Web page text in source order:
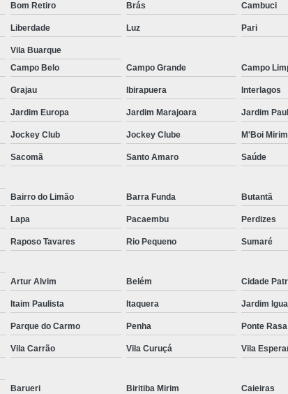
Micropigmentação na
Nano Micropigmentação
Nano Pigmentação Cabelo
Nano
Nano
Nano
Pigmentação Capilar 3d
Pigmentação
Pigmentação de
Preenchimento
Preenchimento Capilar
Bom Retiro Brás Cambuci
Liberdade Luz Pari
Vila Buarque
Campo Belo Campo Grande Campo
Grajau Ibirapuera Interlagos
Jardim Europa Jardim Marajoara Jardim
Jockey Club Jockey Clube M'Boi Mirim
Sacomã Santo Amaro Saúde
Bairro do Limão Barra Funda Butantã
Lapa Pacaembu Perdizes
Raposo Tavares Rio Pequeno Sumaré
Artur Alvim Belém Cidade
Itaim Paulista Itaquera Jardim
Parque do Carmo Penha Ponte Rasa
Vila Carrão Vila Curuçá Vila
Barueri Biritiba Mirim Caieiras